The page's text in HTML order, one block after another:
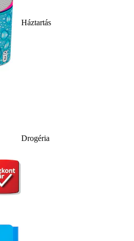
Háztartás
Drogéria